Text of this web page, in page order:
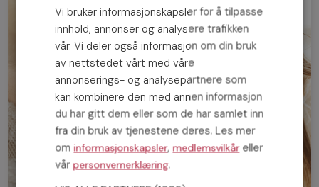
Vi bruker informasjonskapsler for å tilpasse
innhold, annonser og analysere trafikken
vår. Vi deler også informasjon om din bruk
av nettstedet vårt med våre
annonserings- og analysepartnere som
kan kombinere den med annen informasjon
du har gitt dem eller som de har samlet inn
fra din bruk av tjenestene deres. Les mer
ominformasjonskapsler,medlemsvilkåreller
vårpersonvernerklæring.